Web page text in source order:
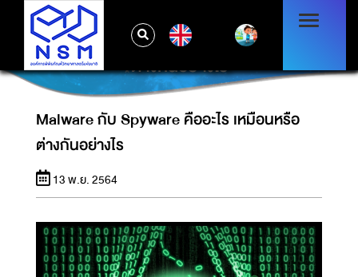
MALWARE กับ SPYWARE คืออะไร เหมือนหรือ
ต่างกันอย่างไร
Malware กับ Spyware คืออะไร เหมือนหรือ
ต่างกันอย่างไร
13 พ.ย. 2564